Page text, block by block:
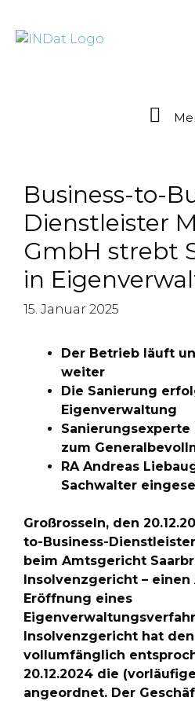
Business-to-
Dienstleister
GmbH strebt
in
15. Januar 2025
Der Betrieb läuft
weiter
Die Sanierung
Eigenverwaltung
Sanierungsexperte
zum
RA Andreas
Sachwalter
Großrosseln, den
to-Business-
beim Amtsgericht
Insolvenzgericht – einen
Eröffnung eines
Insolvenzgericht hat
vollumfänglich
20.12.2024 die
angeordnet. Der